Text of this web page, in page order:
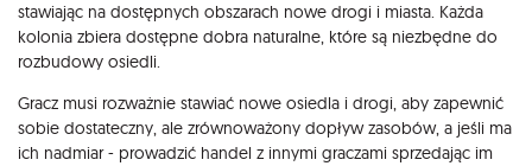
stawiając na dostępnych obszarach nowe drogi i miasta. Każda
kolonia zbiera dostępne dobra naturalne, które są niezbędne do
rozbudowy osiedli.
Gracz musi rozważnie stawiać nowe osiedla i drogi, aby zapewnić
sobie dostateczny, ale zrównoważony dopływ zasobów, a jeśli ma
ich nadmiar - prowadzić handel z innymi graczami sprzedając im